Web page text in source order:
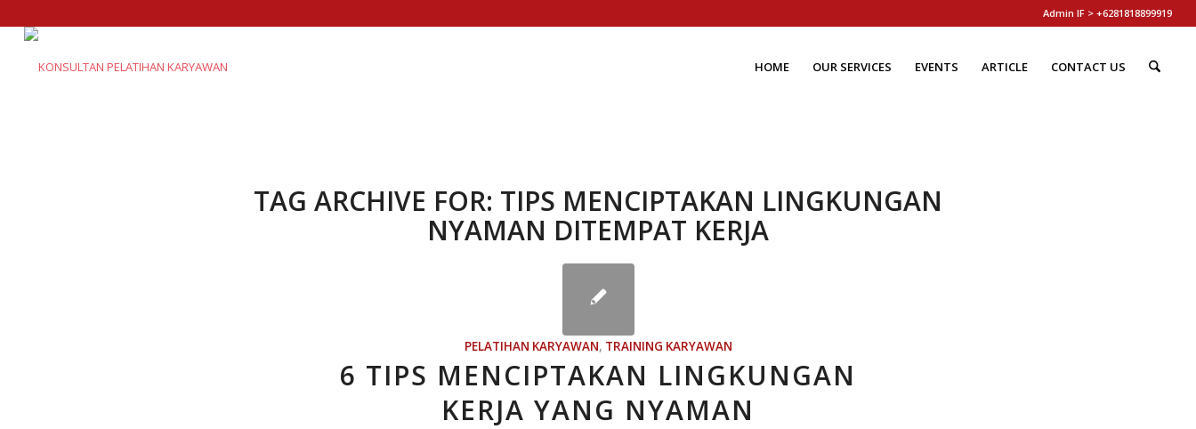
Admin IF > +6281818899919
HOME OUR SERVICES EVENTS ARTICLE CONTACT US
TAG ARCHIVE FOR: TIPS MENCIPTAKAN LINGKUNGAN
NYAMAN DITEMPAT KERJA
PELATIHAN KARYAWAN, TRAINING KARYAWAN
6 TIPS MENCIPTAKAN LINGKUNGAN
KERJA YANG NYAMAN